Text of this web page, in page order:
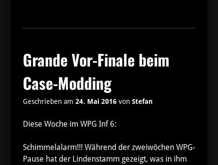
Grande Vor-Finale beim
Case-Modding
Geschrieben am 24. Mai 2016von Stefan
Diese Woche im WPG Inf 6:
Schimmelalarm!!! Während der zweiwöchen WPG-
Pause hat der Lindenstamm gezeigt, was in ihm